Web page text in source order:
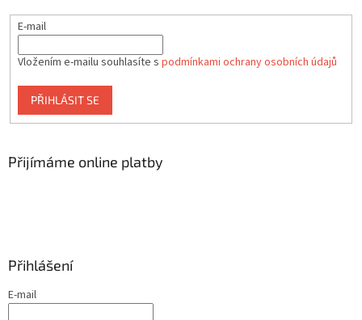
E-mail
Vložením e-mailu souhlasíte s podmínkami ochrany osobních údajů
PŘIHLÁSIT SE
Přijímáme online platby
Přihlášení
E-mail